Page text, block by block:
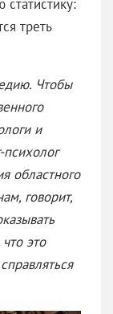
треть
Чтобы
и
областного
говорит,
это